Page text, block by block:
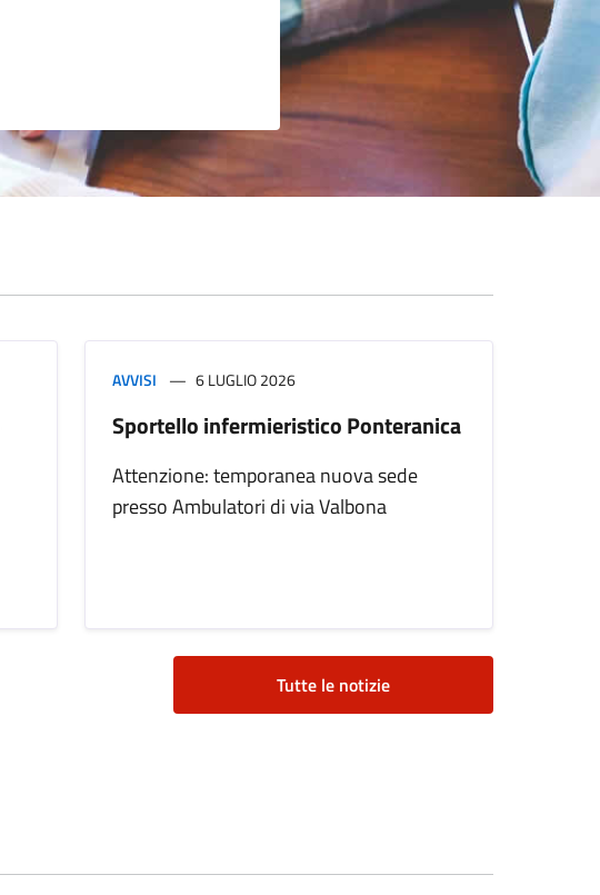
AVVISI 6 LUGLIO 2026
Sportello infermieristico Ponteranica
Attenzione: temporanea nuova sede
presso Ambulatori di via Valbona
Tutte le notizie